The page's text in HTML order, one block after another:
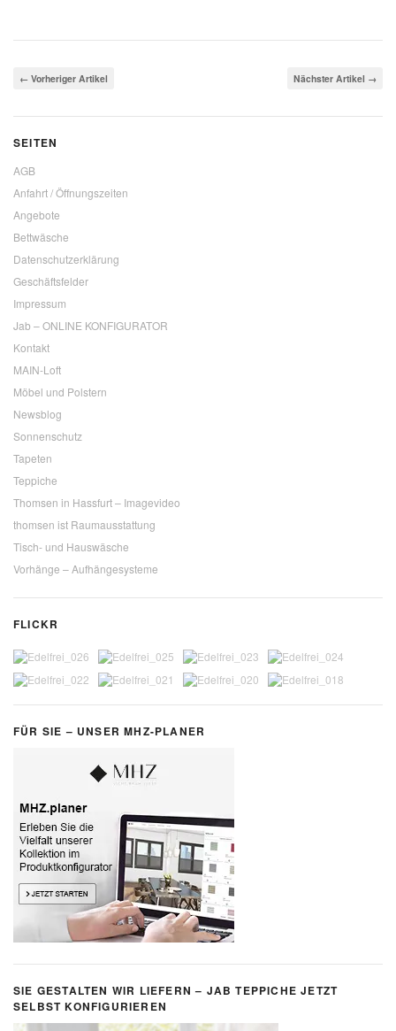
Nächster Artikel →
← Vorheriger Artikel
SEITEN
AGB
Anfahrt / Öffnungszeiten
Angebote
Bettwäsche
Datenschutzerklärung
Geschäftsfelder
Impressum
Jab – ONLINE KONFIGURATOR
Kontakt
MAIN-Loft
Möbel und Polstern
Newsblog
Sonnenschutz
Tapeten
Teppiche
Thomsen in Hassfurt – Imagevideo
thomsen ist Raumausstattung
Tisch- und Hauswäsche
Vorhänge – Aufhängesysteme
FLICKR
FÜR SIE – UNSER MHZ-PLANER
SIE GESTALTEN WIR LIEFERN – JAB TEPPICHE JETZT
SELBST KONFIGURIEREN